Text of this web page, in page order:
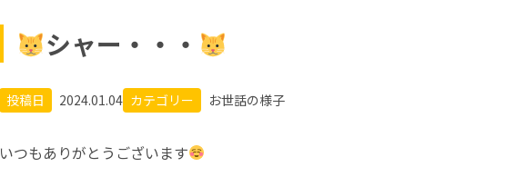
シャー・・・
投稿日 2024.01.04 カテゴリー お世話の様子
いつもありがとうございます